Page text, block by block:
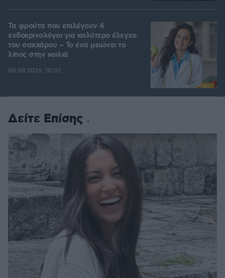
Τα φρούτα που επιλέγουν 4
ενδοκρινολόγοι για καλύτερο έλεγχο
του σακχάρου – Το ένα μειώνει το
λίπος στην κοιλιά
08.08.2026, 10:02
Δείτε Επίσης